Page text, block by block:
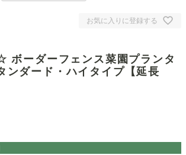
お気に入りに登録する
ーダーフェンス菜園プランタ
ダード・ハイタイプ【延長